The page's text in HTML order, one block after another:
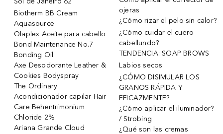
Biotherm BB Cream
Aquasource
Olaplex Aceite para cabello
Bond Maintenance No.7
Bonding Oil
Axe Desodorante Leather &
Cookies Bodyspray
The Ordinary
Acondicionador capilar Hair
Care Behentrimonium
Chloride 2%
Ariana Grande Cloud
ojeras
¿Cómo rizar el pelo sin calor?
¿Cómo cuidar el cuero
cabellundo?
TENDENCIA: SOAP BROWS
Labios secos
¿CÓMO DISIMULAR LOS
GRANOS RÁPIDA Y
EFICAZMENTE?
¿Cómo aplicar el iluminador?
/ Strobing
¿Qué son las cremas